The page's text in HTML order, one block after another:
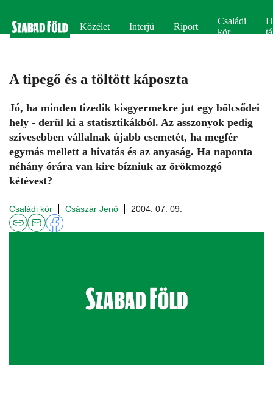
Közélet Interjú Riport
Családi
kör
A tipegő és a töltött káposzta
Jó, ha minden tizedik kisgyermekre jut egy bölcsődei
hely - derül ki a statisztikákból. Az asszonyok pedig
szívesebben vállalnak újabb csemetét, ha megfér
egymás mellett a hivatás és az anyaság. Ha naponta
néhány órára van kire bízniuk az örökmozgó
kétévest?
Családi kör Császár Jenő 2004. 07. 09.